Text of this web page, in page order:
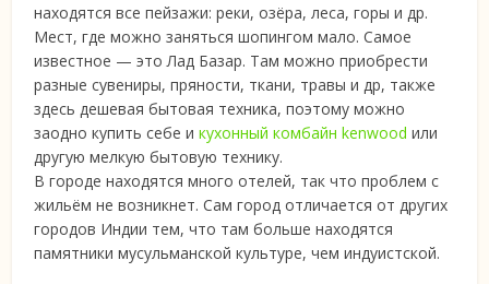
находятся все пейзажи: реки, озёра, леса, горы и др.
Мест, где можно заняться шопингом мало. Самое
известное — это Лад Базар. Там можно приобрести
разные сувениры, пряности, ткани, травы и др, также
здесь дешевая бытовая техника, поэтому можно
заодно купить себе икухонный комбайн kenwood или
другую мелкую бытовую технику.
В городе находятся много отелей, так что проблем с
жильём не возникнет. Сам город отличается от других
городов Индии тем, что там больше находятся
памятники мусульманской культуре, чем индуистской.